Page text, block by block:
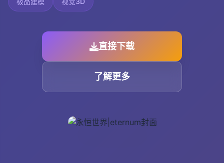
直接下载
了解更多